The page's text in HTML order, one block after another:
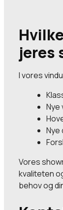
jeres
I vores
Nye
Nye
Vores
kvaliteten
behov og